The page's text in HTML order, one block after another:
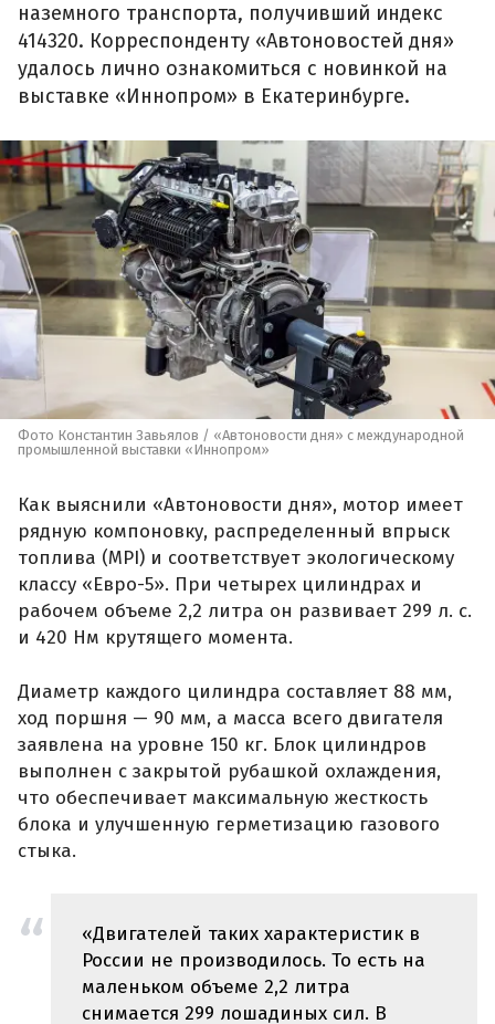
наземного транспорта, получивший индекс
414320. Корреспонденту «Автоновостей дня»
удалось лично ознакомиться с новинкой на
выставке «Иннопром» в Екатеринбурге.
Фото Константин Завьялов / «Автоновости дня» с международной
промышленной выставки «Иннопром»
Как выяснили «Автоновости дня», мотор имеет
рядную компоновку, распределенный впрыск
топлива (MPI) и соответствует экологическому
классу «Евро-5». При четырех цилиндрах и
рабочем объеме 2,2 литра он развивает 299 л. с.
и 420 Нм крутящего момента.
Диаметр каждого цилиндра составляет 88 мм,
ход поршня — 90 мм, а масса всего двигателя
заявлена на уровне 150 кг. Блок цилиндров
выполнен с закрытой рубашкой охлаждения,
что обеспечивает максимальную жесткость
блока и улучшенную герметизацию газового
стыка.
«Двигателей таких характеристик в
России не производилось. То есть на
маленьком объеме 2,2 литра
снимается 299 лошадиных сил. В